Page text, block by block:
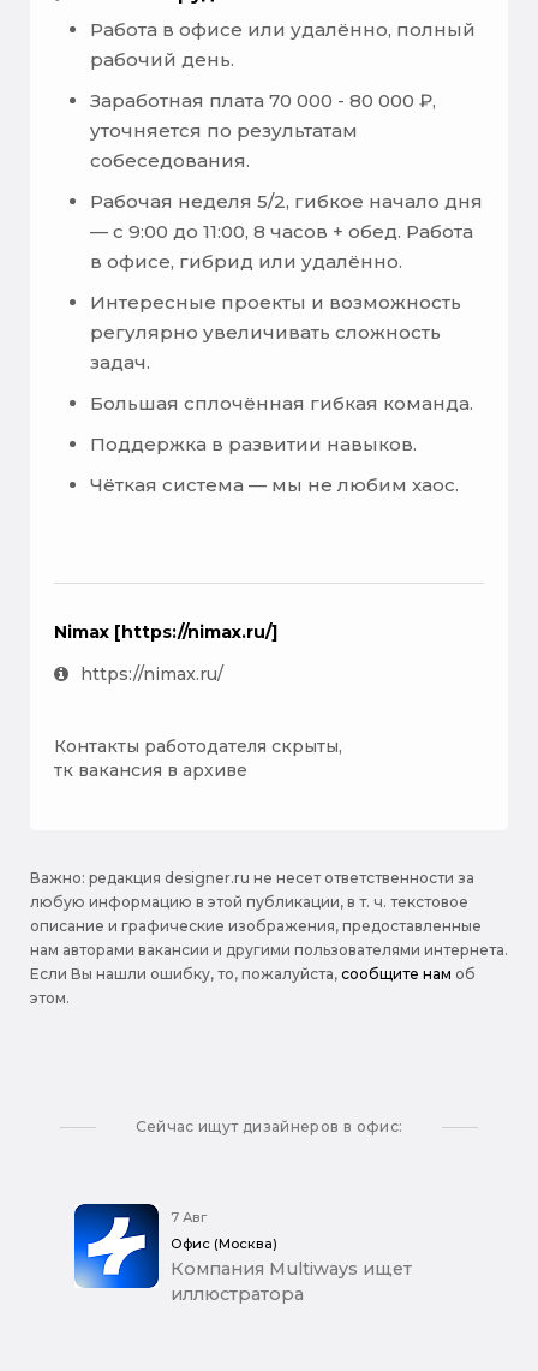
Работа в офисе или удалённо, полный
рабочий день.
Заработная плата 70 000 - 80 000 ₽,
уточняется по результатам
собеседования.
Рабочая неделя 5/2, гибкое начало дня
— с 9:00 до 11:00, 8 часов + обед. Работа
в офисе, гибрид или удалённо.
Интересные проекты и возможность
регулярно увеличивать сложность
задач.
Большая сплочённая гибкая команда.
Поддержка в развитии навыков.
Чёткая система — мы не любим хаос.
Nimax [https://nimax.ru/]
https://nimax.ru/
Контакты работодателя скрыты,
тк вакансия в архиве
Важно: pедакция designer.ru не несет ответственности за
любую информацию в этой публикации, в т. ч. текстовое
описание и графические изображения, предоставленные
нам авторами вакансии и другими пользователями интернета.
Если Вы нашли ошибку, то, пожалуйста, сообщите нам об
этом.
Сейчас ищут дизайнеров в офис:
7 Авг
Офис (Москва)
Компания Multiways ищет
иллюстратора